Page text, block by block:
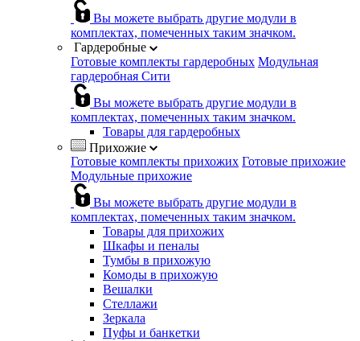
Вы можете выбрать другие модули в
комплектах, помеченных таким значком.
Гардеробные
Готовые комплекты гардеробных Модульная
гардеробная Сити
Вы можете выбрать другие модули в
комплектах, помеченных таким значком.
Товары для гардеробных
Прихожие
Готовые комплекты прихожих Готовые прихожие
Модульные прихожие
Вы можете выбрать другие модули в
комплектах, помеченных таким значком.
Товары для прихожих
Шкафы и пеналы
Тумбы в прихожую
Комоды в прихожую
Вешалки
Стеллажи
Зеркала
Пуфы и банкетки